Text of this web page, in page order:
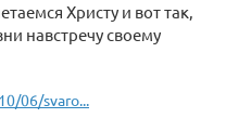
Христу и вот так,
навстречу своему
06/svaro...